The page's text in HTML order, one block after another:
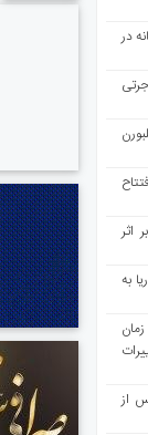
در
اثر
به
زمان
از